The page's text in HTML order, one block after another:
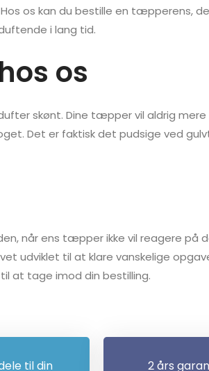
os kan du bestille en tæpperens,
i lang tid.
os
skønt. Dine tæpper vil aldrig
Det er faktisk det pudsige ved
når ens tæpper ikke vil reagere på
udviklet til at klare vanskelige
at tage imod din bestilling.
til din
2 års